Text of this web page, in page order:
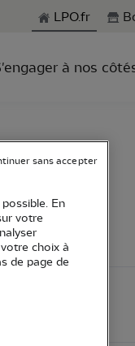
rechercheLPO.fr
à nos
En
votre
choix à
de page de
sans accepter